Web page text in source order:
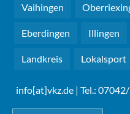
Vaihingen
Eberdingen Illingen
Landkreis Lokalsport
info[at]vkz.de | Tel.: